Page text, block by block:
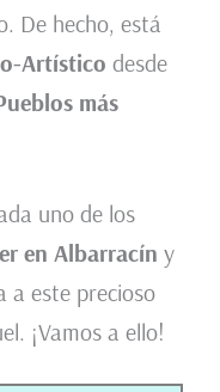
De hecho, está
Artístico desde
más
uno de los
en Albarracín y
a este precioso
¡Vamos a ello!